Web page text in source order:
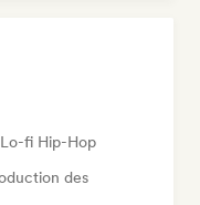
fi Hip-Hop
des